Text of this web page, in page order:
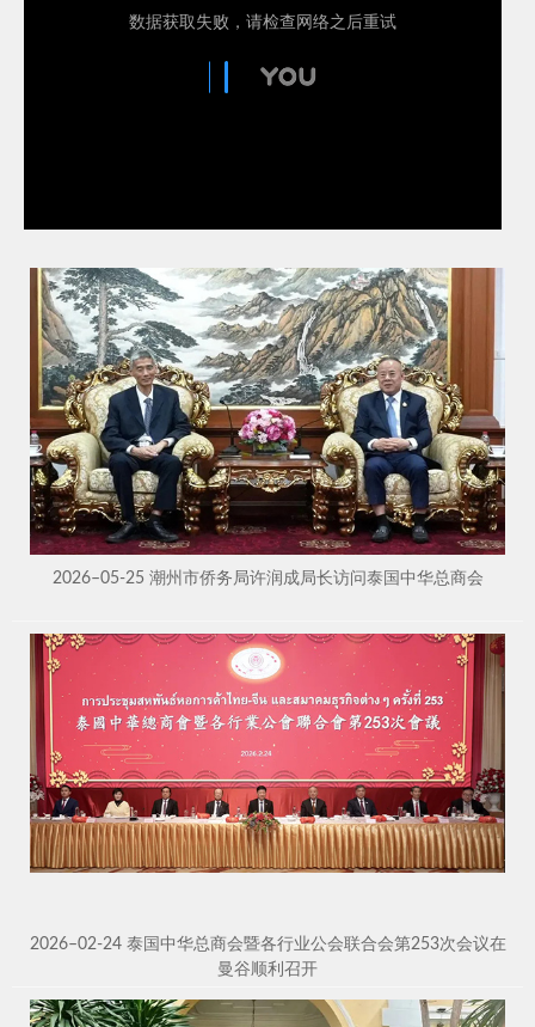
2026–05-25 潮州市侨务局许润成局长访问泰国中华总商会
2026–02-24 泰国中华总商会暨各行业公会联合会第253次会议在
曼谷顺利召开